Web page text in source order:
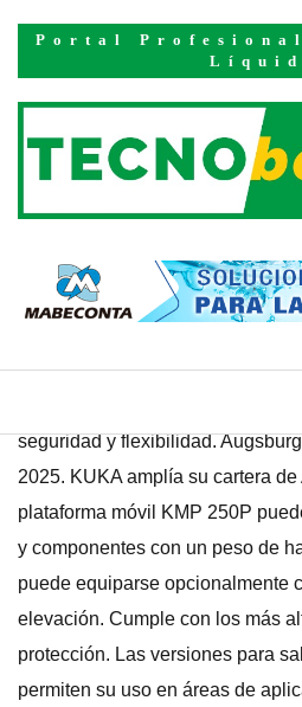
Portal Profesional
Inicio Productos
Kuka
nueva
móvil de
KMP 250P
PUBLICADO EL 28 DE NOVIEMBRE
La nueva plataforma móvil de
seguridad y flexibilidad.
2025. KUKA amplía su cartera
plataforma móvil KMP 250P
y componentes con un peso de
puede equiparse opcionalmente
elevación. Cumple con los más
protección. Las versiones para
permiten su uso en áreas de